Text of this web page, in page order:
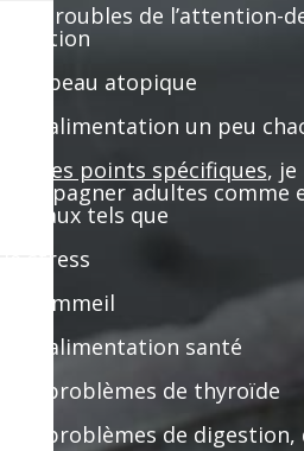
troubles de l’attention-
peau atopique
alimentation un peu
ces points spécifiques, je
adultes comme
tels que
stress
sommeil
alimentation santé
problèmes de thyroïde
problèmes de